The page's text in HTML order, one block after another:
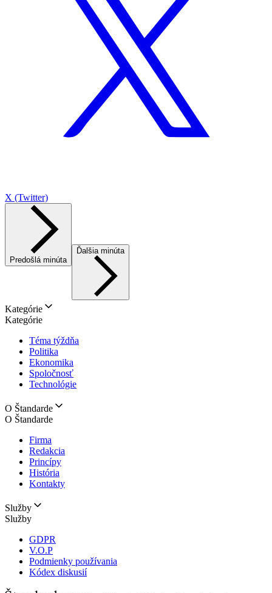
X (Twitter)
Predošlá minúta
Ďalšia minúta
Kategórie
Kategórie
Téma týždňa
Politika
Ekonomika
Spoločnosť
Technológie
O Štandarde
O Štandarde
Firma
Redakcia
Princípy
História
Kontakty
Služby
Služby
GDPR
V.O.P
Podmienky používania
Kódex diskusií